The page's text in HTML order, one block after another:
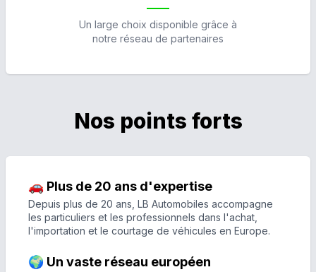
Un large choix disponible grâce à
notre réseau de partenaires
Nos points forts
🚗 Plus de 20 ans d'expertise
Depuis plus de 20 ans, LB Automobiles accompagne
les particuliers et les professionnels dans l'achat,
l'importation et le courtage de véhicules en Europe.
🌍 Un vaste réseau européen